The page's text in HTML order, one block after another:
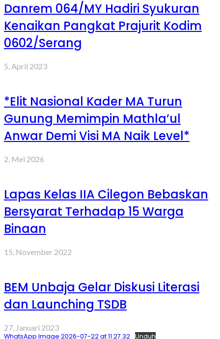
Danrem 064/MY Hadiri Syukuran
Kenaikan Pangkat Prajurit Kodim
0602/Serang
5, April 2023
*Elit Nasional Kader MA Turun
Gunung Memimpin Mathla’ul
Anwar Demi Visi MA Naik Level*
2, Mei 2026
Lapas Kelas IIA Cilegon Bebaskan
Bersyarat Terhadap 15 Warga
Binaan
15, November 2022
BEM Unbaja Gelar Diskusi Literasi
dan Launching TSDB
27, Januari 2023
WhatsApp Image 2026-07-22 at 11.27.32 Unduh